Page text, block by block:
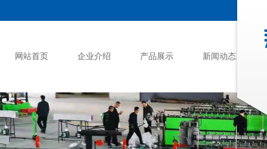
网站首页 企业介绍 产品展示 新闻动态